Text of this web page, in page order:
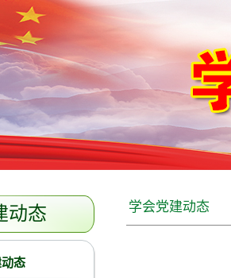
动态
态
学会党建动态